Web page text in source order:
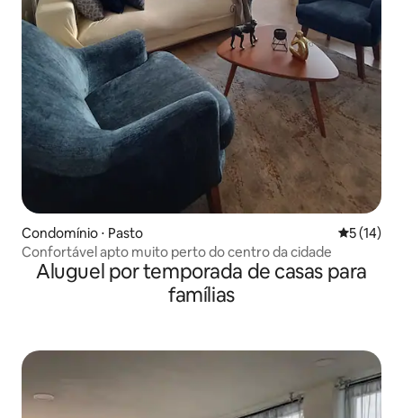
Condomínio ⋅ Pasto 5 de uma
5 (14)
Confortável apto muito perto do centro da cidade
Aluguel por temporada de casas para
famílias